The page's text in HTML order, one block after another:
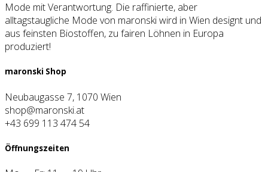
Mode mit Verantwortung. Die raffinierte, aber
alltagstaugliche Mode von maronski wird in Wien designt und
aus feinsten Biostoffen, zu fairen Löhnen in Europa
produziert!
maron­ski Shop
Neubaugasse 7, 1070 Wien
shop@maronski.at
+43 699 113 474 54
Öff­nungs­zei­ten